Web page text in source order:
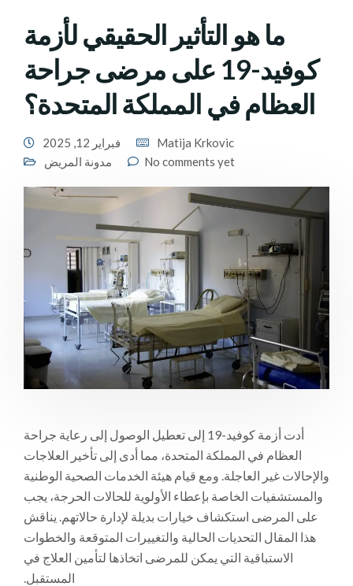
ما هو التأثير الحقيقي لأزمة
كوفيد-19 على مرضى جراحة
العظام في المملكة المتحدة؟
فبراير 12, 2025
Matija Krkovic
مدونة المريض
No comments yet
أدت أزمة كوفيد-19 إلى تعطيل الوصول إلى رعاية جراحة
العظام في المملكة المتحدة، مما أدى إلى تأخير العلاجات
والإحالات غير العاجلة. ومع قيام هيئة الخدمات الصحية الوطنية
والمستشفيات الخاصة بإعطاء الأولوية للحالات الحرجة، يجب
على المرضى استكشاف خيارات بديلة لإدارة حالاتهم. يناقش
هذا المقال التحديات الحالية والتغييرات المتوقعة والخطوات
الاستباقية التي يمكن للمرضى اتخاذها لتأمين العلاج في
المستقبل.